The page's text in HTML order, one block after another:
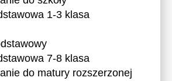
1-3 klasa
7-8 klasa
do matury rozszerzonej